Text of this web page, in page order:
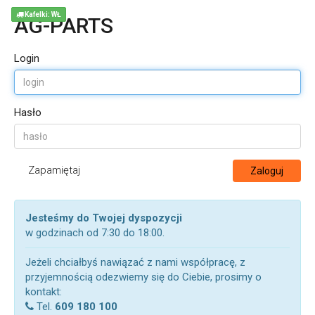
AG-PARTS
Login
Hasło
Zapamiętaj Zaloguj
Jesteśmy do Twojej dyspozycji
w godzinach od 7:30 do 18:00.
Jeżeli chciałbyś nawiązać z nami współpracę, z
przyjemnością odezwiemy się do Ciebie, prosimy o
kontakt:
Tel. 609 180 100
Kafelki: WŁ